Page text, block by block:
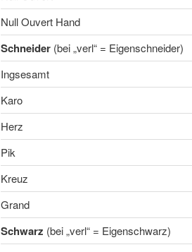
Null Ouvert Hand
Schneider (bei „verl“ = Eigenschneider)
Ingsesamt
Karo
Herz
Pik
Kreuz
Grand
Schwarz (bei „verl“ = Eigenschwarz)